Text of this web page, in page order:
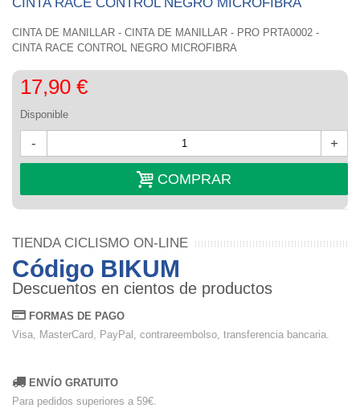
CINTA DE MANILLAR - CINTA DE MANILLAR - PRO PRTA0002 -
CINTA RACE CONTROL NEGRO MICROFIBRA
17,90 €
Disponible
- +
COMPRAR
TIENDA CICLISMO ON-LINE
Código BIKUM
Descuentos en cientos de productos
FORMAS DE PAGO
Visa, MasterCard, PayPal, contrareembolso, transferencia bancaria.
ENVÍO GRATUITO
Para pedidos superiores a 59€.